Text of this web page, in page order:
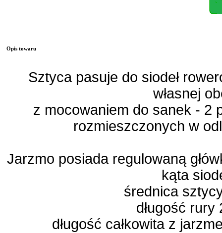
Opis towaru
Sztyca pasuje do siodeł
własnej
z mocowaniem do sanek - 2
rozmieszczonych w
Jarzmo posiada regulowaną
kąta
średnica
długość rury
długość całkowita z